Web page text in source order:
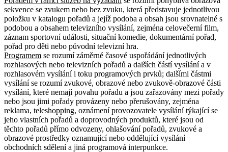
sekvence se zvukem nebo bez zvuku, která představuje jednotlivou
položku v katalogu pořadů a jejíž podoba a obsah jsou srovnatelné s
podobou a obsahem televizního vysílání, zejména celovečerní film,
záznam sportovní události, situační komedie, dokumentární pořad,
pořad pro děti nebo původní televizní hra.
Programem se rozumí záměrné časové uspořádání jednotlivých
rozhlasových nebo televizních pořadů a dalších částí vysílání a v
rozhlasovém vysílání i toku programových prvků; dalšími částmi
vysílání se rozumí zvukové, obrazové nebo zvukově-obrazové části
vysílání, které nemají povahu pořadu a jsou zařazovány mezi pořady
nebo jsou jimi pořady provázeny nebo přerušovány, zejména
reklama, teleshopping, oznámení provozovatele vysílání týkající se
jeho vlastních pořadů a doprovodných produktů, které jsou od
těchto pořadů přímo odvozeny, ohlašování pořadů, zvukové a
obrazové prostředky oznamující nebo oddělující vysílání
obchodních sdělení a jiná programová interpunkce.